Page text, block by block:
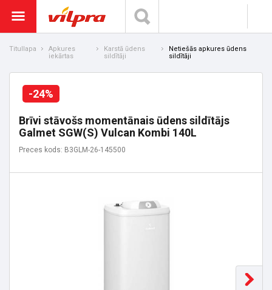
Titullapa
Apkures
iekārtas
Karstā ūdens
sildītāji
Netiešās apkures ūdens
sildītāji
-24%
Brīvi stāvošs momentānais ūdens sildītājs
Galmet SGW(S) Vulcan Kombi 140L
Preces kods: B3GLM-26-145500